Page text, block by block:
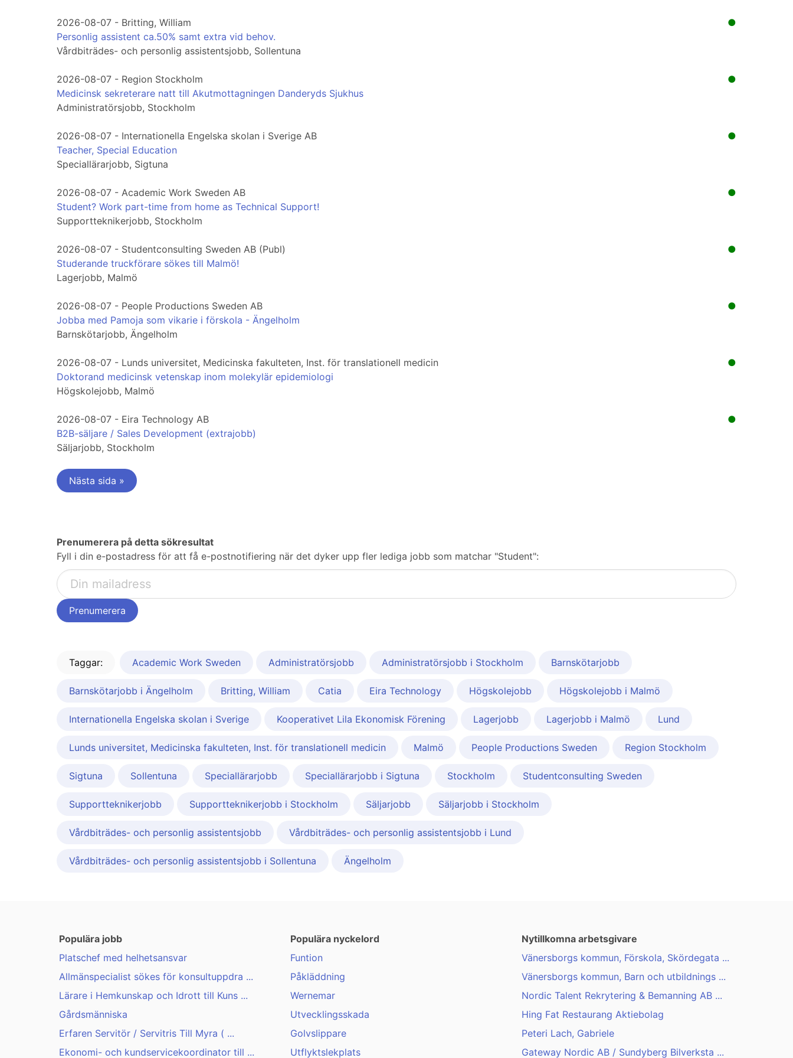
●
2026-08-07 - Britting, William
Personlig assistent ca.50% samt extra vid behov.
Vårdbiträdes- och personlig assistentsjobb, Sollentuna
●
2026-08-07 - Region Stockholm
Medicinsk sekreterare natt till Akutmottagningen Danderyds Sjukhus
Administratörsjobb, Stockholm
●
2026-08-07 - Internationella Engelska skolan i Sverige AB
Teacher, Special Education
Speciallärarjobb, Sigtuna
●
2026-08-07 - Academic Work Sweden AB
Student? Work part-time from home as Technical Support!
Supportteknikerjobb, Stockholm
●
2026-08-07 - Studentconsulting Sweden AB (Publ)
Studerande truckförare sökes till Malmö!
Lagerjobb, Malmö
●
2026-08-07 - People Productions Sweden AB
Jobba med Pamoja som vikarie i förskola - Ängelholm
Barnskötarjobb, Ängelholm
●
2026-08-07 - Lunds universitet, Medicinska fakulteten, Inst. för translationell medicin
Doktorand medicinsk vetenskap inom molekylär epidemiologi
Högskolejobb, Malmö
●
2026-08-07 - Eira Technology AB
B2B-säljare / Sales Development (extrajobb)
Säljarjobb, Stockholm
Nästa sida »
Prenumerera på detta sökresultat
Fyll i din e-postadress för att få e-postnotifiering när det dyker upp fler lediga jobb som matchar "Student":
Taggar: Academic Work Sweden Administratörsjobb Administratörsjobb i Stockholm Barnskötarjobb
Barnskötarjobb i Ängelholm Britting, William Catia Eira Technology Högskolejobb Högskolejobb i Malmö
Internationella Engelska skolan i Sverige Kooperativet Lila Ekonomisk Förening Lagerjobb Lagerjobb i Malmö Lund
Lunds universitet, Medicinska fakulteten, Inst. för translationell medicin Malmö People Productions Sweden Region Stockholm
Sigtuna Sollentuna Speciallärarjobb Speciallärarjobb i Sigtuna Stockholm Studentconsulting Sweden
Supportteknikerjobb Supportteknikerjobb i Stockholm Säljarjobb Säljarjobb i Stockholm
Vårdbiträdes- och personlig assistentsjobb Vårdbiträdes- och personlig assistentsjobb i Lund
Vårdbiträdes- och personlig assistentsjobb i Sollentuna Ängelholm
Populära jobb
Platschef med helhetsansvar
Allmänspecialist sökes för konsultuppdra ...
Lärare i Hemkunskap och Idrott till Kuns ...
Gårdsmänniska
Erfaren Servitör / Servitris Till Myra ( ...
Ekonomi- och kundservicekoordinator till ...
Populära nyckelord
Funtion
Påkläddning
Wernemar
Utvecklingsskada
Golvslippare
Utflyktslekplats
Nytillkomna arbetsgivare
Vänersborgs kommun, Förskola, Skördegata ...
Vänersborgs kommun, Barn och utbildnings ...
Nordic Talent Rekrytering & Bemanning AB ...
Hing Fat Restaurang Aktiebolag
Peteri Lach, Gabriele
Gateway Nordic AB / Sundyberg Bilverksta ...